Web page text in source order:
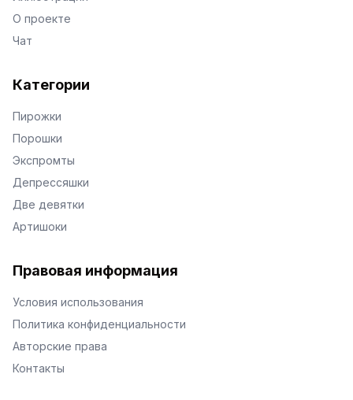
О проекте
Чат
Категории
Пирожки
Порошки
Экспромты
Депрессяшки
Две девятки
Артишоки
Правовая информация
Условия использования
Политика конфиденциальности
Авторские права
Контакты